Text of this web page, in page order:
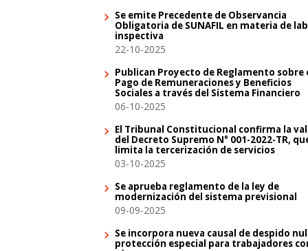
Se emite Precedente de Observancia
Obligatoria de SUNAFIL en materia de
inspectiva
22-10-2025
Publican Proyecto de Reglamento sobre
Pago de Remuneraciones y Beneficios
Sociales a través del Sistema Financiero
06-10-2025
El Tribunal Constitucional confirma la
del Decreto Supremo N° 001-2022-TR,
limita la tercerización de servicios
03-10-2025
Se aprueba reglamento de la ley de
modernización del sistema previsional
09-09-2025
Se incorpora nueva causal de despido
protección especial para trabajadores